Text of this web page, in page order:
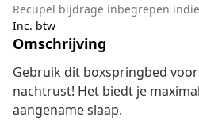
Recupel bijdrage inbegrepen
Inc. btw
Omschrijving
Gebruik dit boxspringbed
nachtrust! Het biedt je
aangename slaap.